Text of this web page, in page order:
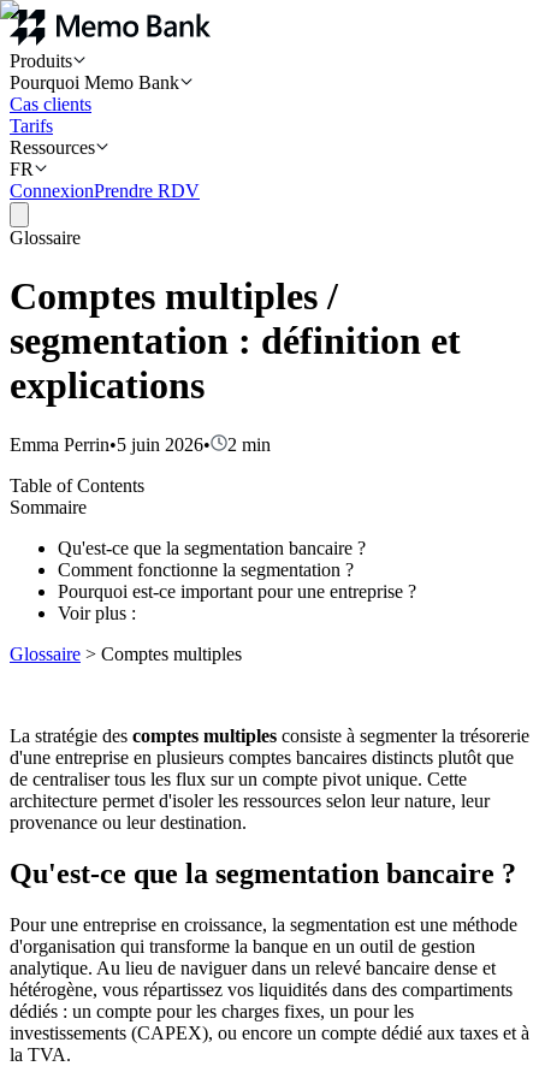
Produits
Pourquoi Memo Bank
Cas clients
Tarifs
Ressources
FR
ConnexionPrendre RDV
Glossaire
Comptes multiples /
segmentation : définition et
explications
Emma Perrin•5 juin 2026• 2 min
Table of Contents
Sommaire
Qu'est-ce que la segmentation bancaire ?
Comment fonctionne la segmentation ?
Pourquoi est-ce important pour une entreprise ?
Voir plus :
Glossaire > Comptes multiples
La stratégie des comptes multiples consiste à segmenter la trésorerie
d'une entreprise en plusieurs comptes bancaires distincts plutôt que
de centraliser tous les flux sur un compte pivot unique. Cette
architecture permet d'isoler les ressources selon leur nature, leur
provenance ou leur destination.
Qu'est-ce que la segmentation bancaire ?
Pour une entreprise en croissance, la segmentation est une méthode
d'organisation qui transforme la banque en un outil de gestion
analytique. Au lieu de naviguer dans un relevé bancaire dense et
hétérogène, vous répartissez vos liquidités dans des compartiments
dédiés : un compte pour les charges fixes, un pour les
investissements (CAPEX), ou encore un compte dédié aux taxes et à
la TVA.